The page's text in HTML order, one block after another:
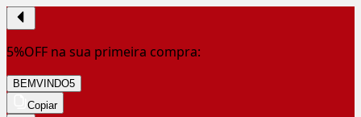
5%OFF na sua primeira compra:
BEMVINDO5
Copiar